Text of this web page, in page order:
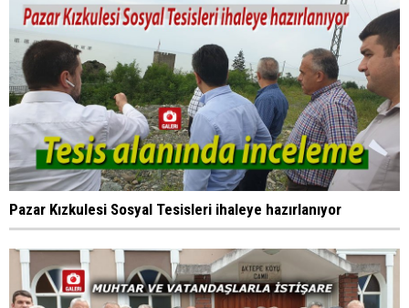
Pazar Kızkulesi Sosyal Tesisleri ihaleye hazırlanıyor